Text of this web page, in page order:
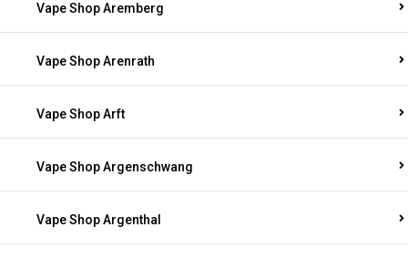
Vape Shop Aremberg
Vape Shop Arenrath
Vape Shop Arft
Vape Shop Argenschwang
Vape Shop Argenthal